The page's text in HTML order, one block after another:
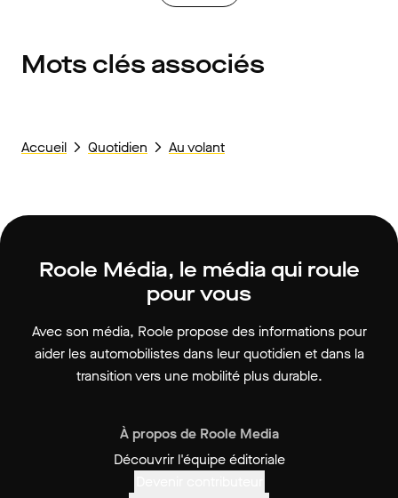
Mots clés associés
Accueil Quotidien Au volant
Roole Média, le média qui roule
pour vous
Avec son média, Roole propose des informations pour
aider les automobilistes dans leur quotidien et dans la
transition vers une mobilité plus durable.
À propos de Roole Media
Découvrir l'équipe éditoriale